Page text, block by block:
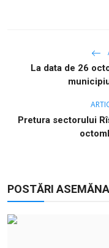
La data de 26
Pretura sectorului
POSTĂRI